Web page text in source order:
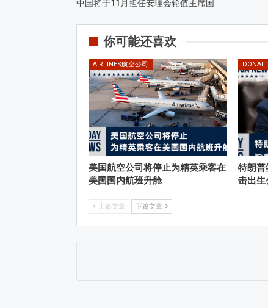
中国将于11月担任安理会轮值主席国
你可能还喜欢
AIRLINES航空公司
美国航空公司将停止为精英乘客在
美国国内航班升舱
特朗普
击出生
上篇文章 下篇文章